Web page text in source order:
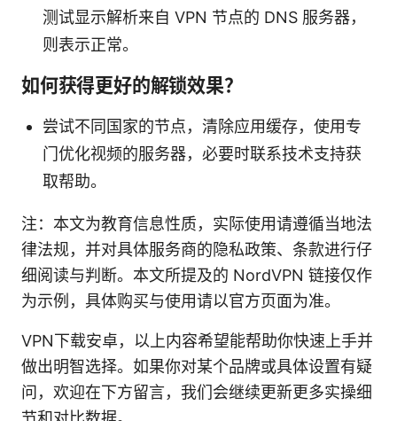
测试显示解析来自 VPN 节点的 DNS 服务器，
则表示正常。
如何获得更好的解锁效果？
尝试不同国家的节点，清除应用缓存，使用专
门优化视频的服务器，必要时联系技术支持获
取帮助。
注：本文为教育信息性质，实际使用请遵循当地法
律法规，并对具体服务商的隐私政策、条款进行仔
细阅读与判断。本文所提及的 NordVPN 链接仅作
为示例，具体购买与使用请以官方页面为准。
VPN下载安卓，以上内容希望能帮助你快速上手并
做出明智选择。如果你对某个品牌或具体设置有疑
问，欢迎在下方留言，我们会继续更新更多实操细